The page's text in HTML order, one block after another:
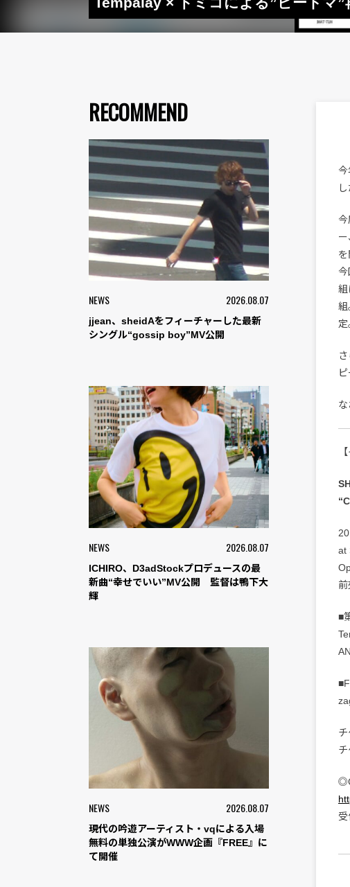
RECOMMEND
NEWS 2026.08.07
jjean、sheidAをフィーチャーした最新
シングル“gossip boy”MV公開
NEWS 2026.08.07
ICHIRO、D3adStockプロデュースの最
新曲“幸せでいい”MV公開 監督は鴨下大
輝
NEWS 2026.08.07
現代の吟遊アーティスト・vqによる入場
無料の単独公演がWWW企画『FREE』に
て開催
を
組
組
定
at
前
■